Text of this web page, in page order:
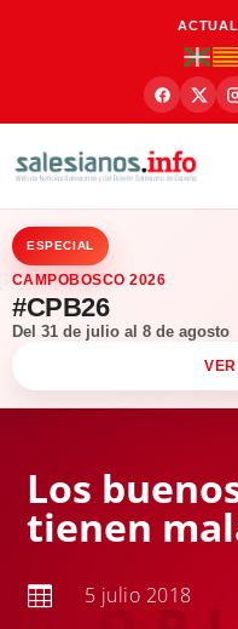
ESPECIAL
CAMPOBOSCO 2026
#CPB26
Del 31 de julio al 8 de agosto
Los
tienen
 5 julio 2018